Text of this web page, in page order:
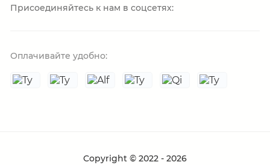
Присоединяйтесь к нам в соцсетях:
Оплачивайте удобно:
Copyright © 2022 - 2026